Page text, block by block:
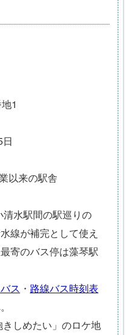
1
以来の駅舎
清水駅間の駅巡りの
線が補完として使え
寄のバス停は藻琴駅
ス ・ 路線バス時刻表
きしめたい」のロケ地